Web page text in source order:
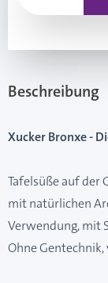
Beschreibung
Xucker Bronxe -
Tafelsüße auf der
mit natürlichen
Verwendung, mit
Ohne